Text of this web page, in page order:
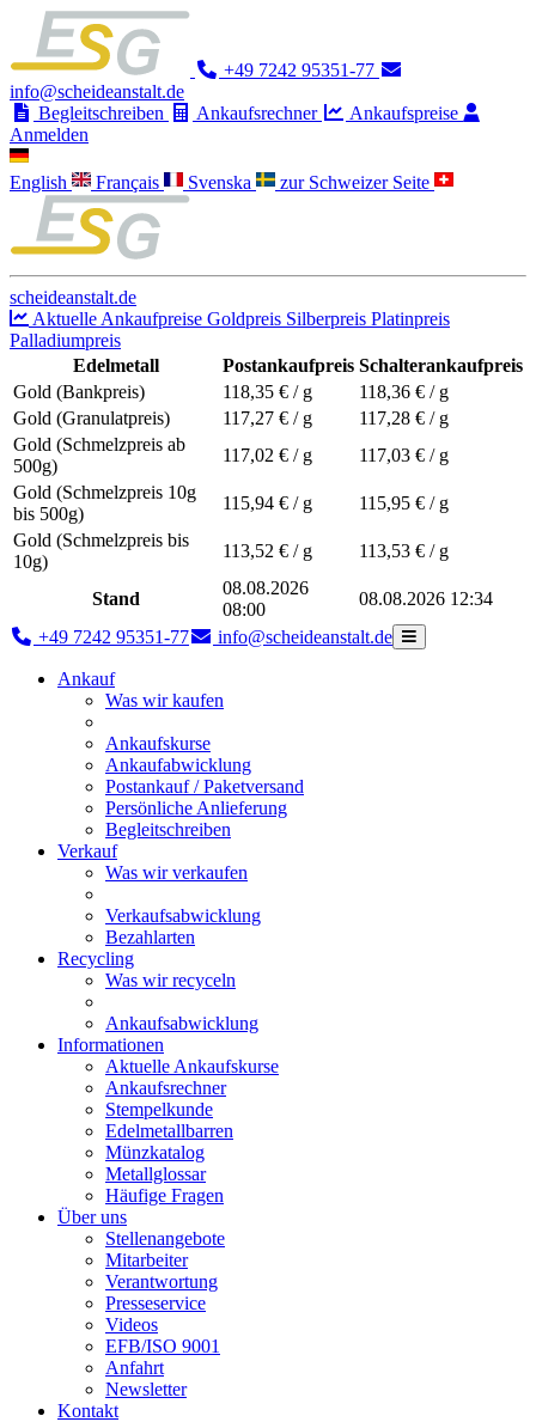
+49 7242 95351-77
info@scheideanstalt.de
Begleitschreiben
Ankaufsrechner
Ankaufspreise
Anmelden
English Français Svenska zur Schweizer Seite
scheideanstalt.de
Aktuelle Ankaufpreise Goldpreis Silberpreis Platinpreis
Palladiumpreis
Edelmetall
Postankaufpreis Schalterankaufpreis
Gold (Bankpreis)
118,35 € / g 118,36 € / g
Gold (Granulatpreis)
117,27 € / g 117,28 € / g
Gold (Schmelzpreis ab
500g)
117,02 € / g 117,03 € / g
Gold (Schmelzpreis 10g
bis 500g)
115,94 € / g 115,95 € / g
Gold (Schmelzpreis bis
10g)
113,52 € / g 113,53 € / g
Stand
08.08.2026
08:00
08.08.2026 12:34
+49 7242 95351-77 info@scheideanstalt.de
Ankauf
Was wir kaufen
Ankaufskurse
Ankaufabwicklung
Postankauf / Paketversand
Persönliche Anlieferung
Begleitschreiben
Verkauf
Was wir verkaufen
Verkaufsabwicklung
Bezahlarten
Recycling
Was wir recyceln
Ankaufsabwicklung
Informationen
Aktuelle Ankaufskurse
Ankaufsrechner
Stempelkunde
Edelmetallbarren
Münzkatalog
Metallglossar
Häufige Fragen
Über uns
Stellenangebote
Mitarbeiter
Verantwortung
Presseservice
Videos
EFB/ISO 9001
Anfahrt
Newsletter
Kontakt